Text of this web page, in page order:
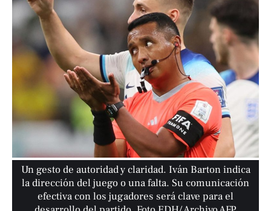
Un gesto de autoridad y claridad. Iván Barton indica
la dirección del juego o una falta. Su comunicación
efectiva con los jugadores será clave para el